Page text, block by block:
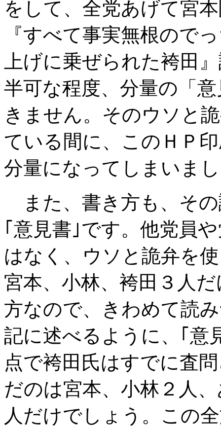
をして、全党あげて宮
『すべて事実無根ので
上げに乗ぜられた袴田
半可な程度、分量の「
きません。そのウソと
ている間に、このＨＰ
分量になってしまいま
また、書き方も、そ
｢意見書｣です。他党員
はなく、ウソと詭弁を
宮本、小林、袴田３人
方なので、きわめて読
記に述べるように、｢意
点で袴田氏はすでに査
だのは宮本、小林２人
人だけでしょう。この